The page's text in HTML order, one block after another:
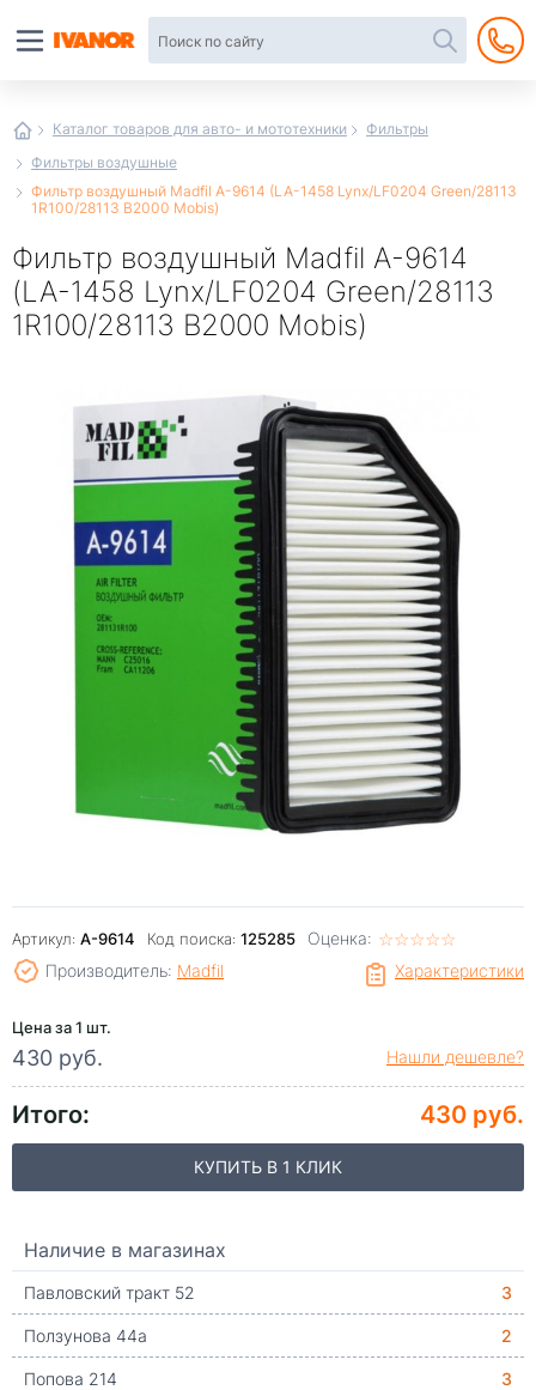
Каталог товаров для авто- и мототехники
Фильтры
Фильтры воздушные
Фильтр воздушный Madfil A-9614 (LA-1458 Lynx/LF0204 Green/28113
1R100/28113 B2000 Mobis)
Фильтр воздушный Madfil A-9614
(LA-1458 Lynx/LF0204 Green/28113
1R100/28113 B2000 Mobis)
Артикул: A-9614 Код поиска: 125285 Оценка: ☆☆☆☆☆
★★★★★
Характеристики
Производитель: Madfil
Цена за 1 шт.
430 руб. Нашли дешевле?
Итого: 430 руб.
КУПИТЬ В 1 КЛИК
Наличие в магазинах
Павловский тракт 52
3
Ползунова 44а
2
Попова 214
3
интернет-